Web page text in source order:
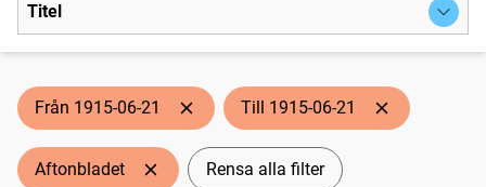
Titel
Från 1915-06-21 Till 1915-06-21
Aftonbladet Rensa alla filter